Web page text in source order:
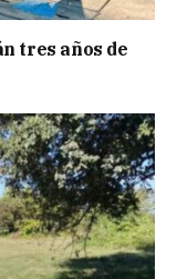
tres años de